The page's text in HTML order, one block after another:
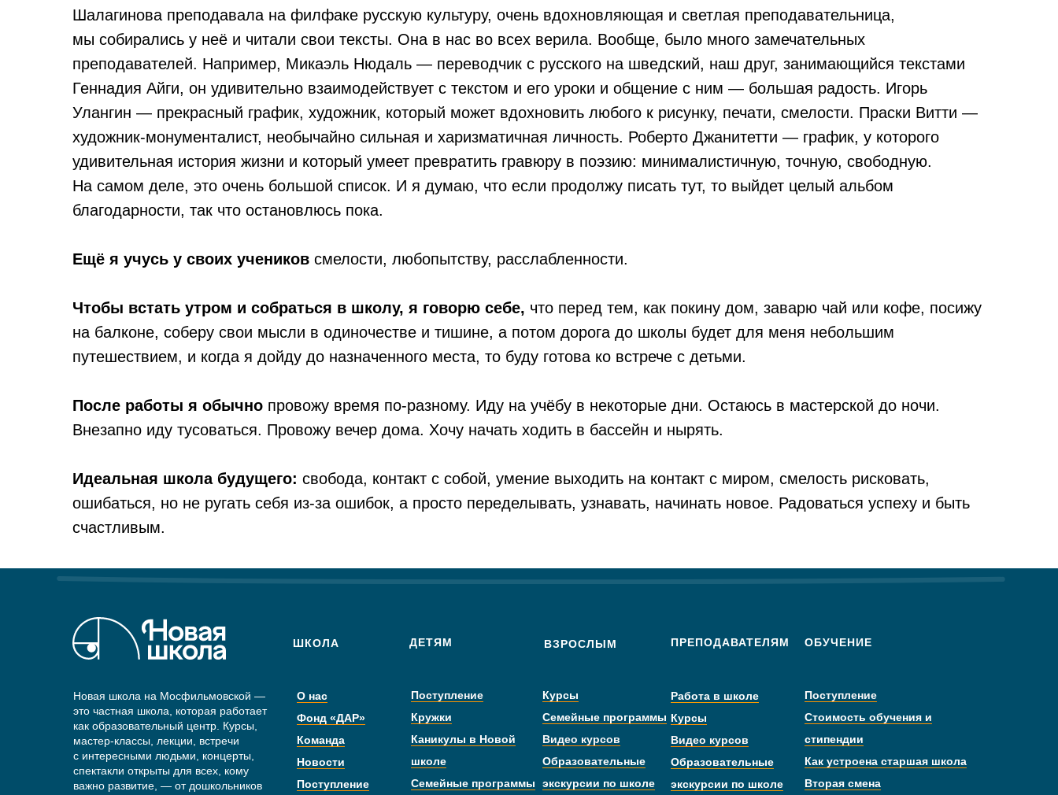
Шалагинова преподавала на филфаке русскую культуру, очень вдохновляющая и светлая преподавательница,
мы собирались у неё и читали свои тексты. Она в нас во всех верила. Вообще, было много замечательных
преподавателей. Например, Микаэль Нюдаль — переводчик с русского на шведский, наш друг, занимающийся текстами
Геннадия Айги, он удивительно взаимодействует с текстом и его уроки и общение с ним — большая радость. Игорь
Улангин — прекрасный график, художник, который может вдохновить любого к рисунку, печати, смелости. Праски Витти —
художник-монументалист, необычайно сильная и харизматичная личность. Роберто Джанитетти — график, у которого
удивительная история жизни и который умеет превратить гравюру в поэзию: минималистичную, точную, свободную.
На самом деле, это очень большой список. И я думаю, что если продолжу писать тут, то выйдет целый альбом
благодарности, так что остановлюсь пока.
Ещё я учусь у своих учеников смелости, любопытству, расслабленности.
Чтобы встать утром и собраться в школу, я говорю себе, что перед тем, как покину дом, заварю чай или кофе, посижу
на балконе, соберу свои мысли в одиночестве и тишине, а потом дорога до школы будет для меня небольшим
путешествием, и когда я дойду до назначенного места, то буду готова ко встрече с детьми.
После работы я обычно провожу время по-разному. Иду на учёбу в некоторые дни. Остаюсь в мастерской до ночи.
Внезапно иду тусоваться. Провожу вечер дома. Хочу начать ходить в бассейн и нырять.
Идеальная школа будущего: свобода, контакт с собой, умение выходить на контакт с миром, смелость рисковать,
ошибаться, но не ругать себя из-за ошибок, а просто переделывать, узнавать, начинать новое. Радоваться успеху и быть
счастливым.
ШКОЛА ДЕТЯМ ВЗРОСЛЫМ ОБУЧЕНИЕ
О нас
Фонд «ДАР»
Команда
Новости
Поступление
Поступление
Кружки
Каникулы в Новой
школе
Семейные программы
Новая школа на Мосфильмовской —
это частная школа, которая работает
как образовательный центр. Курсы,
мастер-классы, лекции, встречи
с интересными людьми, концерты,
спектакли открыты для всех, кому
важно развитие, — от дошкольников
Курсы
Семейные программы
Видео курсов
Образовательные
экскурсии по школе
ПРЕПОДАВАТЕЛЯМ
Работа в школе
Курсы
Видео курсов
Образовательные
экскурсии по школе
Поступление
Стоимость обучения и
стипендии
Как устроена старшая школа
Вторая смена